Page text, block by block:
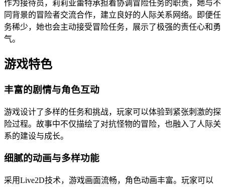
作为接待员，莉莉亚蕾特承担着协调冒险任务的职责，她与不
同背景的冒险者交流合作，建立良好的人际关系网络。即便任
务稀少，她也会主动接受冒险任务，展示了极强的责任心和勇
气。
游戏特色
丰富的剧情与角色互动
游戏设计了多样的任务和挑战，玩家可以体验到紧张刺激的探
险过程。故事中不仅描绘了对抗怪物的冒险，也融入了人际关
系的建设与成长。
细腻的动画与多样功能
采用Live2D技术，游戏画面流畅，角色动画丰富。玩家可以